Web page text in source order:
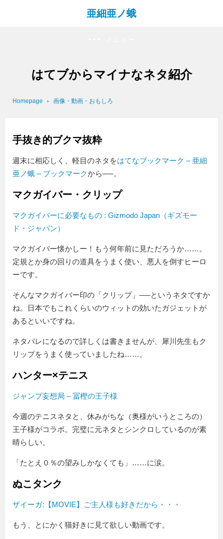
亜細亜ノ蛾
はてブからマイナなネタ紹介
Homepage 画像・動画・おもしろ
手抜き的ブクマ抜粋
週末に相応しく、軽目のネタをはてなブックマーク – 亜細
亜ノ蛾 – ブックマークから──。
マクガイバー・クリップ
マクガイバーに必要なもの : Gizmodo Japan（ギズモー
ド・ジャパン）
マクガイバー懐かしー！もう何年前に見ただろうか……。
定規とか身の回りの道具をうまく使い、悪人を倒すヒーロ
ーです。
そんなマクガイバー印の「クリップ」──というネタですか
ね。日本でもこれくらいのウィットの効いたガジェットが
あるといいですね。
ネタバレになるので詳しくは書きませんが、犀川先生もク
リップをうまく使っていましたね……。
ハンター×テニス
ジャンプ妄想局 – 冨樫の王子様
今週のテニスネタと、休みがちな（奥様がいうところの）
王子様がコラボ。完璧に元ネタとシンクロしているのが素
晴らしい。
たとえ０％の望みしかなくても ……に涙。
ぬこタンク
ザイーガ:【MOVIE】ご主人様も好きだから・・・
もう、とにかく猫好きに見て欲しい動画です。